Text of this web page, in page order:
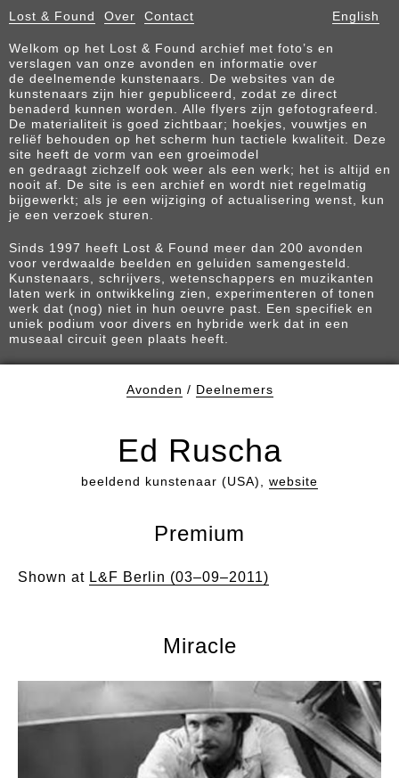
Lost & Found Over Contact English
Welkom op het Lost & Found archief met foto’s en
verslagen van onze avonden en informatie over
de deelnemende kunstenaars. De websites van de
kunstenaars zijn hier gepubliceerd, zodat ze direct
benaderd kunnen worden. Alle flyers zijn gefotografeerd.
De materialiteit is goed zichtbaar; hoekjes, vouwtjes en
reliëf behouden op het scherm hun tactiele kwaliteit. Deze
site heeft de vorm van een groeimodel
en gedraagt zichzelf ook weer als een werk; het is altijd en
nooit af. De site is een archief en wordt niet regelmatig
bijgewerkt; als je een wijziging of actualisering wenst, kun
je een verzoek sturen.
Sinds 1997 heeft Lost & Found meer dan 200 avonden
voor verdwaalde beelden en geluiden samengesteld.
Kunstenaars, schrijvers, wetenschappers en muzikanten
laten werk in ontwikkeling zien, experimenteren of tonen
werk dat (nog) niet in hun oeuvre past. Een specifiek en
uniek podium voor divers en hybride werk dat in een
museaal circuit geen plaats heeft.
Avonden / Deelnemers
Ed Ruscha
beeldend kunstenaar (USA), website
Premium
Shown at L&F Berlin (03–09–2011)
Miracle